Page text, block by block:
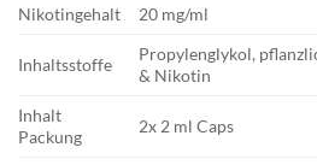
Nikotingehalt
20 mg/ml
Inhaltsstoffe
Propylenglykol,
& Nikotin
Inhalt
Packung
2x 2 ml Caps